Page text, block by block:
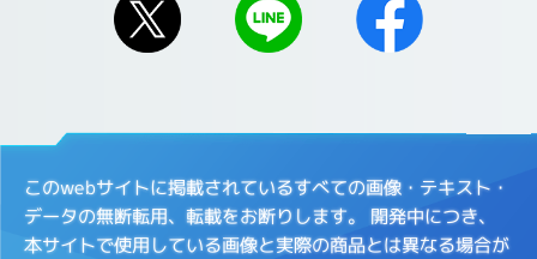
このwebサイトに掲載されているすべての画像・テキスト・
データの無断転用、転載をお断りします。 開発中につき、
本サイトで使用している画像と実際の商品とは異なる場合が